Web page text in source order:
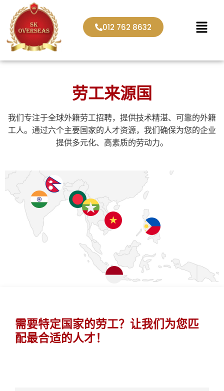
012 762 8632
劳工来源国
我们专注于全球外籍劳工招聘，提供技术精湛、可靠的外籍
工人。通过六个主要国家的人才资源，我们确保为您的企业
提供多元化、高素质的劳动力。
需要特定国家的劳工？让我们为您匹
配最合适的人才！